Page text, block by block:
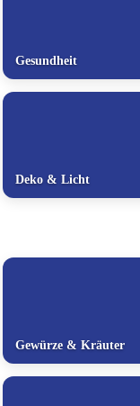
Gesundheit
Deko & Licht
Gewürze & Kräuter